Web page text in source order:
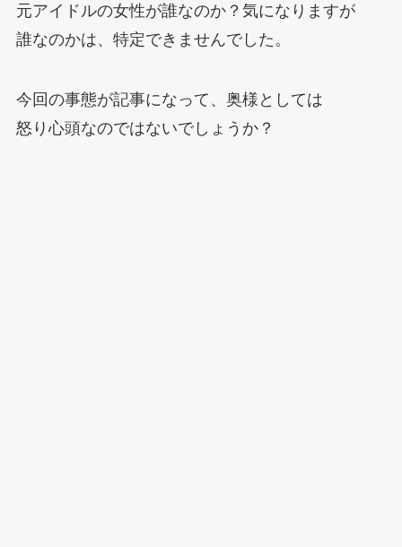
元アイドルの女性が誰なのか？気になりますが
誰なのかは、特定できませんでした。
今回の事態が記事になって、奥様としては
怒り心頭なのではないでしょうか？